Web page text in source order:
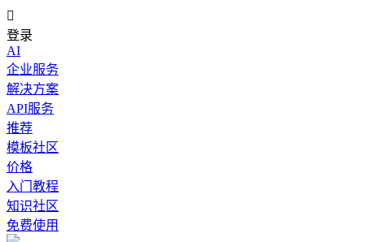

登录
AI
企业服务
解决方案
API服务
推荐
模板社区
价格
入门教程
知识社区
免费使用